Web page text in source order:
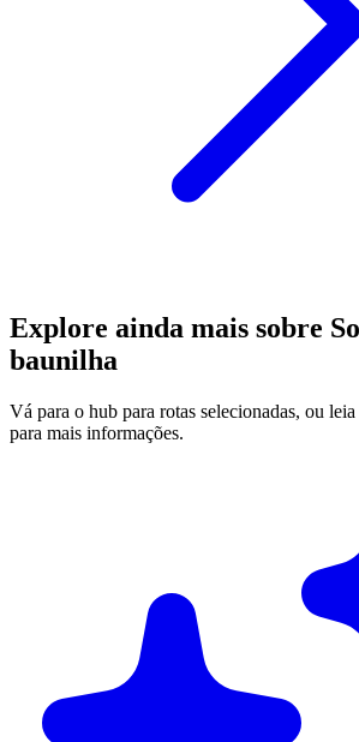
Explore ainda mais sobre
baunilha
Vá para o hub para rotas selecionadas, ou
para mais informações.